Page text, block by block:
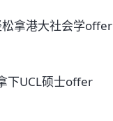
拿港大社会学offer
下UCL硕士offer